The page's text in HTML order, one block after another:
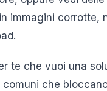
immagini corrotte,
te che vuoi una
che